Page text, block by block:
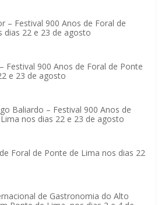
– Festival 900 Anos de Foral de
dias 22 e 23 de agosto
Festival 900 Anos de Foral de Ponte
e 23 de agosto
Baliardo – Festival 900 Anos de
nos dias 22 e 23 de agosto
Foral de Ponte de Lima nos dias 22
de Gastronomia do Alto